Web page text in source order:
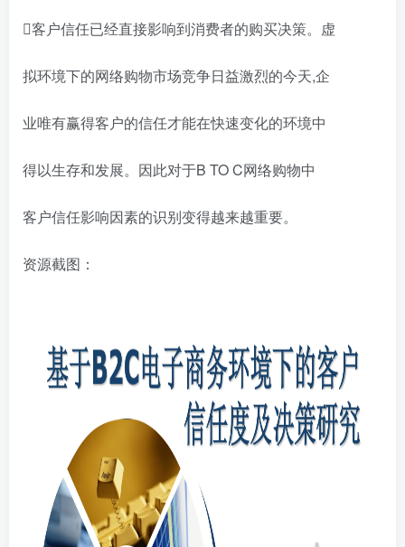
客户信任已经直接影响到消费者的购买决策。虚
拟环境下的网络购物市场竞争日益激烈的今天,企
业唯有赢得客户的信任才能在快速变化的环境中
得以生存和发展。因此对于B TO C网络购物中
客户信任影响因素的识别变得越来越重要。
资源截图：